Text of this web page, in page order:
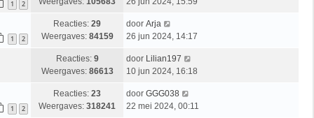
1 2
1 2
Reacties: 29
Weergaves: 84159
door Arja
26 jun 2024, 14:17
Reacties: 9
Weergaves: 86613
door Lilian197
10 jun 2024, 16:18
1 2
Reacties: 23
Weergaves: 318241
door GGG038
22 mei 2024, 00:11